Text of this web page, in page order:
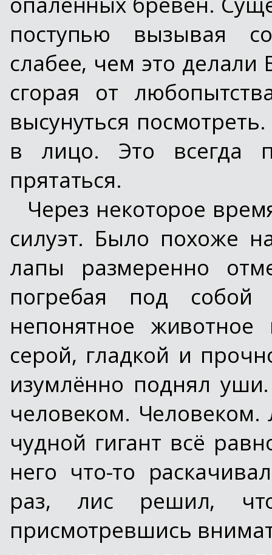
поступью вызывая
слабее, чем это
сгорая от
высунуться
в лицо. Это всегда
прятаться.
Через некоторое
силуэт. Было похоже
лапы размеренно
погребая под
непонятное
серой, гладкой и
изумлённо поднял
человеком.
чудной гигант всё
него что-то
раз, лис решил,
присмотревшись